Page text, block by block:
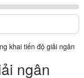
khai tiến độ giải ngân
ngân